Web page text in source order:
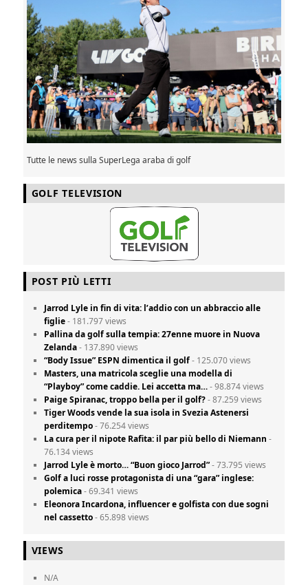
Tutte le news sulla SuperLega araba di golf
GOLF TELEVISION
POST PIÙ LETTI
Jarrod Lyle in fin di vita: l’addio con un abbraccio alle
figlie- 181.797 views
Pallina da golf sulla tempia: 27enne muore in Nuova
Zelanda- 137.890 views
“Body Issue” ESPN dimentica il golf- 125.070 views
Masters, una matricola sceglie una modella di
“Playboy” come caddie. Lei accetta ma…- 98.874 views
Paige Spiranac, troppo bella per il golf?- 87.259 views
Tiger Woods vende la sua isola in Svezia Astenersi
perditempo- 76.254 views
La cura per il nipote Rafita: il par più bello di Niemann -
76.134 views
Jarrod Lyle è morto… “Buon gioco Jarrod”- 73.795 views
Golf a luci rosse protagonista di una “gara” inglese:
polemica- 69.341 views
Eleonora Incardona, influencer e golfista con due sogni
nel cassetto- 65.898 views
VIEWS
N/A